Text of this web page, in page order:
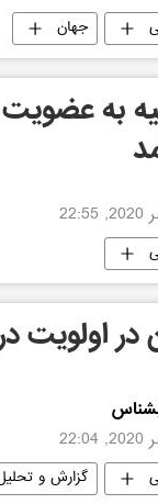
جهان
به
در اولویت
گزارش و